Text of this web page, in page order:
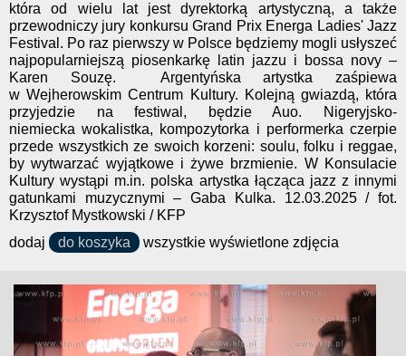
która od wielu lat jest dyrektorką artystyczną, a także
przewodniczy jury konkursu Grand Prix Energa Ladies' Jazz
Festival. Po raz pierwszy w Polsce będziemy mogli usłyszeć
najpopularniejszą piosenkarkę latin jazzu i bossa novy –
Karen Souzę. Argentyńska artystka zaśpiewa
w Wejherowskim Centrum Kultury. Kolejną gwiazdą, która
przyjedzie na festiwal, będzie Auo. Nigeryjsko-
niemiecka wokalistka, kompozytorka i performerka czerpie
przede wszystkich ze swoich korzeni: soulu, folku i reggae,
by wytwarzać wyjątkowe i żywe brzmienie. W Konsulacie
Kultury wystąpi m.in. polska artystka łącząca jazz z innymi
gatunkami muzycznymi – Gaba Kulka. 12.03.2025 / fot.
Krzysztof Mystkowski / KFP
dodaj
do koszyka wszystkie wyświetlone zdjęcia